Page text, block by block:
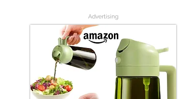
Advertising